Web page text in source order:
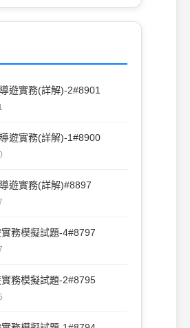
遊實務(詳解)-2#8901
遊實務(詳解)-1#8900
遊實務(詳解)#8897
務模擬試題-4#8797
務模擬試題-2#8795